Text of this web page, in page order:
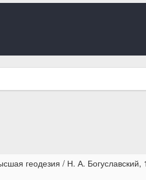
геодезия / Н. А. Богуславский,